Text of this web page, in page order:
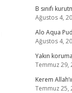
B sınıfı
Ağustos 4,
Alo Aqua
Ağustos 4,
Yakın
Temmuz 29,
Kerem
Temmuz 25,